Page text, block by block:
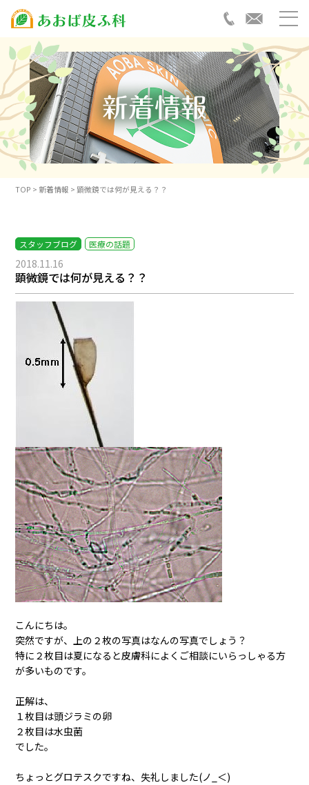
TOP > 新着情報 > 顕微鏡では何が見える？？
スタッフブログ 医療の話題
2018.11.16
顕微鏡では何が見える？？
こんにちは。
突然ですが、上の２枚の写真はなんの写真でしょう？
特に２枚目は夏になると皮膚科によくご相談にいらっしゃる方
が多いものです。
正解は、
１枚目は頭ジラミの卵
２枚目は水虫菌
でした。
ちょっとグロテスクですね、失礼しました(ノ_＜)